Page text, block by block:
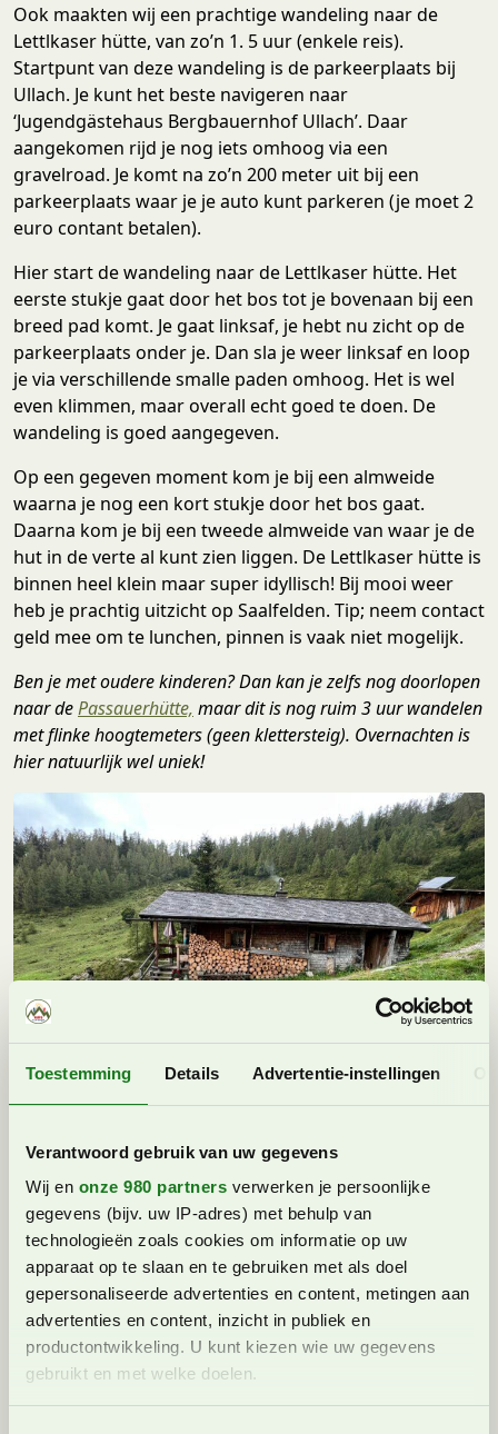
Toestemming Details Advertentie-instellingen
Verantwoord gebruik van uw gegevens
Wij en onze 980 partners verwerken je persoonlijke
gegevens (bijv. uw IP-adres) met behulp van
technologieën zoals cookies om informatie op uw
apparaat op te slaan en te gebruiken met als doel
gepersonaliseerde advertenties en content, metingen aan
advertenties en content, inzicht in publiek en
productontwikkeling. U kunt kiezen wie uw gegevens
gebruikt en met welke doelen.
Ook maakten wij een prachtige wandeling naar de
Lettlkaser hütte, van zo’n 1. 5 uur (enkele reis).
Startpunt van deze wandeling is de parkeerplaats bij
Ullach. Je kunt het beste navigeren naar
‘Jugendgästehaus Bergbauernhof Ullach’. Daar
aangekomen rijd je nog iets omhoog via een
gravelroad. Je komt na zo’n 200 meter uit bij een
parkeerplaats waar je je auto kunt parkeren (je moet 2
euro contant betalen).
Hier start de wandeling naar de Lettlkaser hütte. Het
eerste stukje gaat door het bos tot je bovenaan bij een
breed pad komt. Je gaat linksaf, je hebt nu zicht op de
parkeerplaats onder je. Dan sla je weer linksaf en loop
je via verschillende smalle paden omhoog. Het is wel
even klimmen, maar overall echt goed te doen. De
wandeling is goed aangegeven.
Op een gegeven moment kom je bij een almweide
waarna je nog een kort stukje door het bos gaat.
Daarna kom je bij een tweede almweide van waar je de
hut in de verte al kunt zien liggen. De Lettlkaser hütte is
binnen heel klein maar super idyllisch! Bij mooi weer
heb je prachtig uitzicht op Saalfelden. Tip; neem contact
geld mee om te lunchen, pinnen is vaak niet mogelijk.
Ben je met oudere kinderen? Dan kan je zelfs nog doorlopen
naar dePassauerhütte, maar dit is nog ruim 3 uur wandelen
met flinke hoogtemeters (geen klettersteig). Overnachten is
hier natuurlijk wel uniek!
De Lettlkaserhütte